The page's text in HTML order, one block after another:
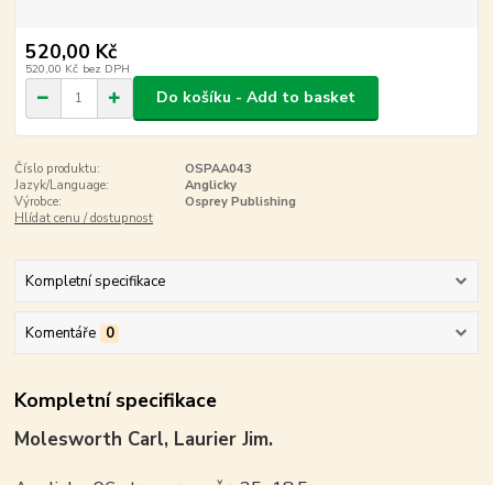
520,00 Kč
520,00 Kč bez DPH
Do košíku - Add to basket
Číslo produktu:
OSPAA043
Jazyk/Language:
Anglicky
Výrobce:
Osprey Publishing
Hlídat cenu / dostupnost
Kompletní specifikace
Komentáře 0
Kompletní specifikace
Molesworth Carl, Laurier Jim.